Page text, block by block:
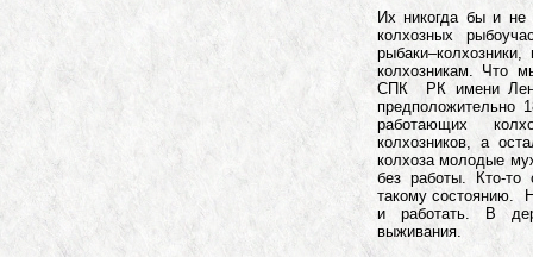
Их никогда бы и
колхозных
колхозникам. Что
СПК РК имени
работающих
колхозников, а
колхоза молодые
без работы. Кто-то
такому состоянию.
и работать. В
выживания.